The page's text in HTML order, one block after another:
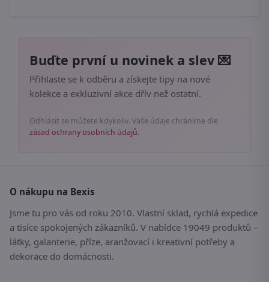
Buďte první u novinek a slev 💌
Přihlaste se k odběru a získejte tipy na nové
kolekce a exkluzivní akce dřív než ostatní.
Odhlásit se můžete kdykoliv. Vaše údaje chráníme dle
zásad ochrany osobních údajů.
O nákupu na Bexis
Jsme tu pro vás od roku 2010. Vlastní sklad, rychlá expedice
a tisíce spokojených zákazníků. V nabídce 19049 produktů –
látky, galanterie, příze, aranžovací i kreativní potřeby a
dekorace do domácnosti.